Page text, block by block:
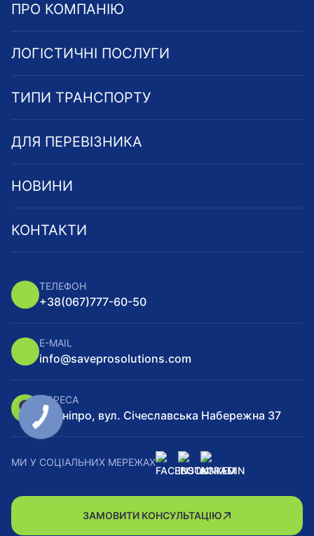
ПРО КОМПАНІЮ
ЛОГІСТИЧНІ ПОСЛУГИ
ТИПИ ТРАНСПОРТУ
ДЛЯ ПЕРЕВІЗНИКА
НОВИНИ
КОНТАКТИ
ТЕЛЕФОН
+38(067)777-60-50
E-MAIL
info@saveprosolutions.com
АДРЕСА
м. Дніпро, вул. Січеславська Набережна 37
МИ У СОЦІАЛЬНИХ МЕРЕЖАХ
ЗАМОВИТИ КОНСУЛЬТАЦІЮ